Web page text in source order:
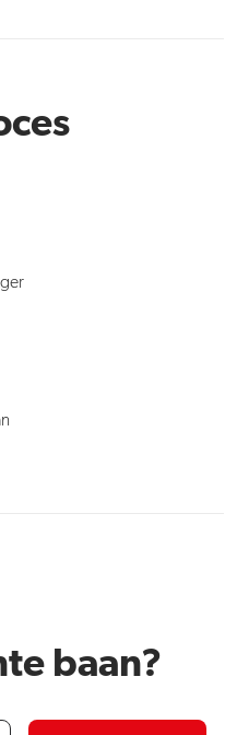
baan?